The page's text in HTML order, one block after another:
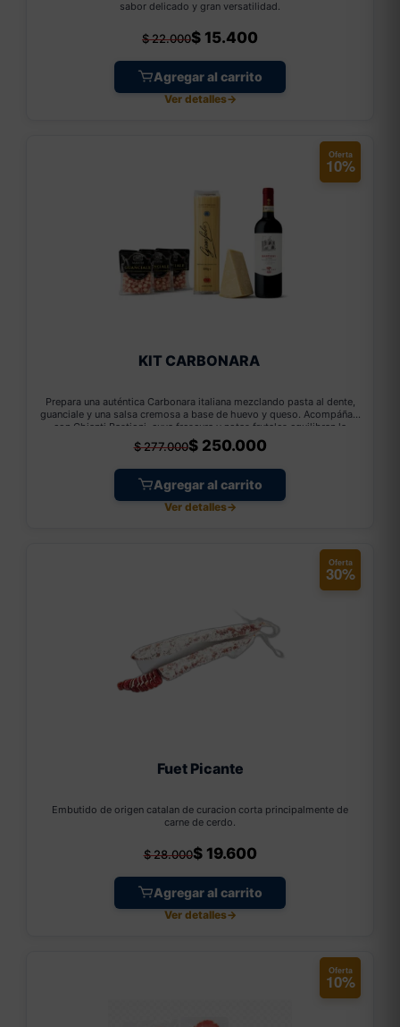
sabor delicado y gran versatilidad.
$22.000$ 15.400
Agregar al carrito
Ver detalles→
Oferta
10%
KIT CARBONARA
Prepara una auténtica Carbonara italiana mezclando pasta al dente,
guanciale y una salsa cremosa a base de huevo y queso. Acompáñala
con Chianti Bastioni, cuya frescura y notas frutales equilibran la
intensidad y untuosidad del plato.
$277.000$250.000
Agregar al carrito
Ver detalles→
Oferta
30%
Fuet Picante
Embutido de origen catalan de curacion corta principalmente de
carne de cerdo.
$28.000$19.600
Agregar al carrito
Ver detalles→
Oferta
10%